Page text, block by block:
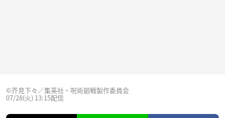
©芥見下々／集英社・呪術廻戦製作委員会
07/28(火) 13:15配信